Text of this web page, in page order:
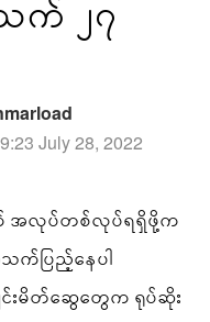
က် ၂၇
July 28, 2022
လုပ်တစ်လုပ်ရရှိဖို့က
က်ပြည့်နေပါ
းမိတ်ဆွေတွေက ရုပ်ဆိုး